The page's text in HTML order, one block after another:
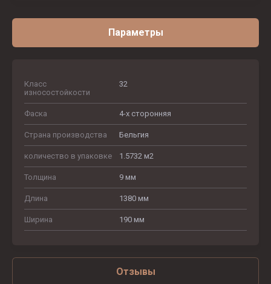
Параметры
Класс
износостойкости
32
Фаска 4-х сторонняя
Страна производства Бельгия
количество в упаковке 1.5732 м2
Толщина 9 мм
Длина 1380 мм
Ширина 190 мм
Отзывы